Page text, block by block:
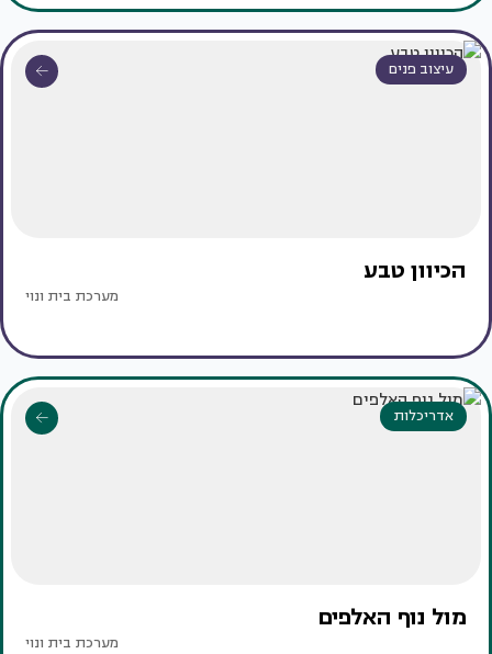
עיצוב פנים
הכיוון טבע
מערכת בית ונוי
אדריכלות
מול נוף האלפים
מערכת בית ונוי